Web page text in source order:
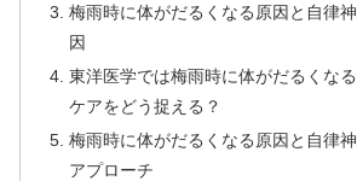
梅雨時に体がだるくなる原因と自律
因
東洋医学では梅雨時に体がだるくな
ケアをどう捉える？
梅雨時に体がだるくなる原因と自律
アプローチ